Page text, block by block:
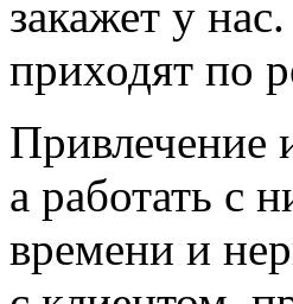
закажет у
приходят по
Привлечение
а работать с
времени и